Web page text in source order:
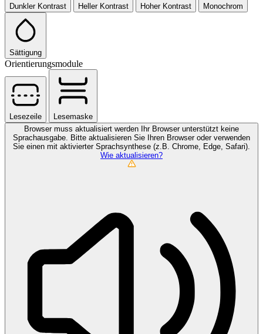
Dunkler Kontrast Heller Kontrast Hoher Kontrast Monochrom
Sättigung
Orientierungsmodule
Lesezeile
Lesemaske
Browser muss aktualisiert werden
Ihr Browser unterstützt keine
Sprachausgabe. Bitte aktualisieren Sie Ihren Browser oder verwenden
Sie einen mit aktivierter Sprachsynthese (z.B. Chrome, Edge, Safari).
Wie aktualisieren?